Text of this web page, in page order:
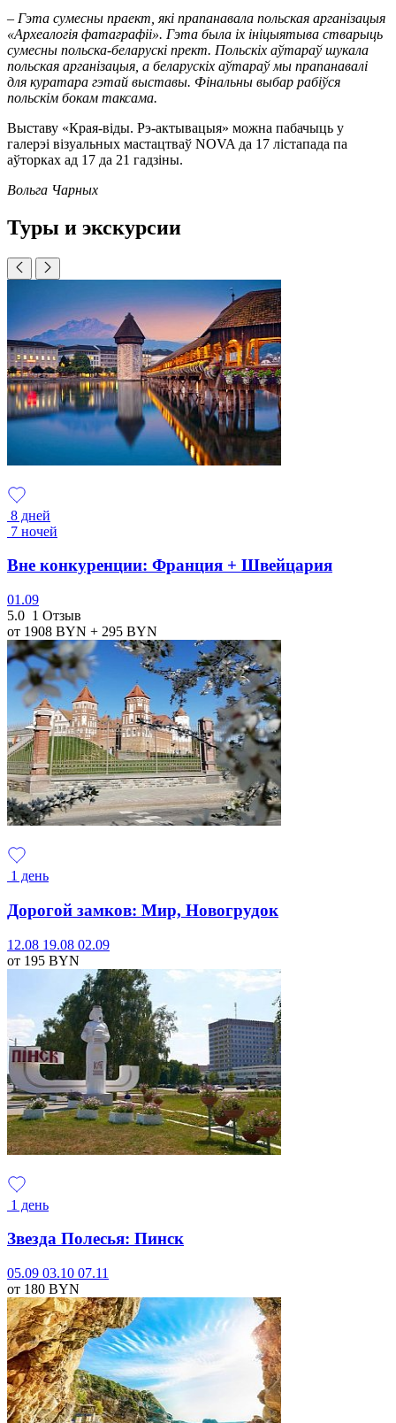
– Гэта сумесны праект, які прапанавала польская арганізацыя
«Археалогія фатаграфіі». Гэта была іх ініцыятыва стварыць
сумесны польска-беларускі прект. Польскіх аўтараў шукала
польская арганізацыя, а беларускіх аўтараў мы прапанавалі
для куратара гэтай выставы. Фінальны выбар рабіўся
польскім бокам таксама.
Выставу «Края-віды. Рэ-актывацыя» можна пабачыць у
галерэі візуальных мастацтваў NOVA да 17 лістапада па
аўторках ад 17 да 21 гадзіны.
Вольга Чарных
Туры и экскурсии
8 дней
7 ночей
Вне конкуренции: Франция + Швейцария
01.09
5.0 1 Отзыв
от 1908 BYN + 295 BYN
1 день
Дорогой замков: Мир, Новогрудок
12.08 19.08 02.09
от 195 BYN
1 день
Звезда Полесья: Пинск
05.09 03.10 07.11
от 180 BYN